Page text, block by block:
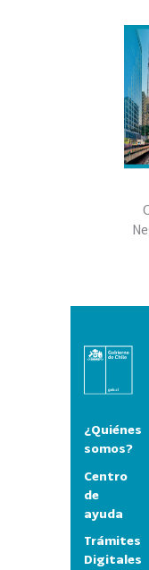
¿Quiénes
somos?
Centro
de
ayuda
Trámites
Digitales